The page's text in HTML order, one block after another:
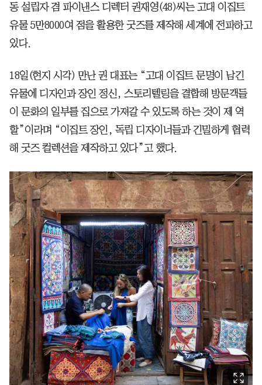
동 설립자 겸 파이낸스 디렉터 권재영(48)씨는 고대 이집트
유물 5만8000여 점을 활용한 굿즈를 제작해 세계에 전파하고
있다.
18일(현지 시각) 만난 권 대표는 “고대 이집트 문명이 남긴
유물에 디자인과 장인 정신, 스토리텔링을 결합해 방문객들
이 문화의 일부를 집으로 가져갈 수 있도록 하는 것이 제 역
할”이라며 “이집트 장인, 독립 디자이너들과 긴밀하게 협력
해 굿즈 컬렉션을 제작하고 있다”고 했다.